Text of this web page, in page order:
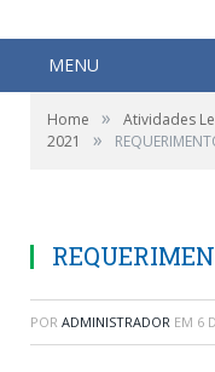
MENU
Home » Atividades
2021
»
POR ADMINISTRADOR EM 6